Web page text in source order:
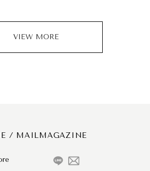
VIEW MORE
/ MAILMAGAZINE